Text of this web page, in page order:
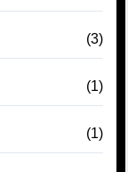
(3)
(1)
(1)